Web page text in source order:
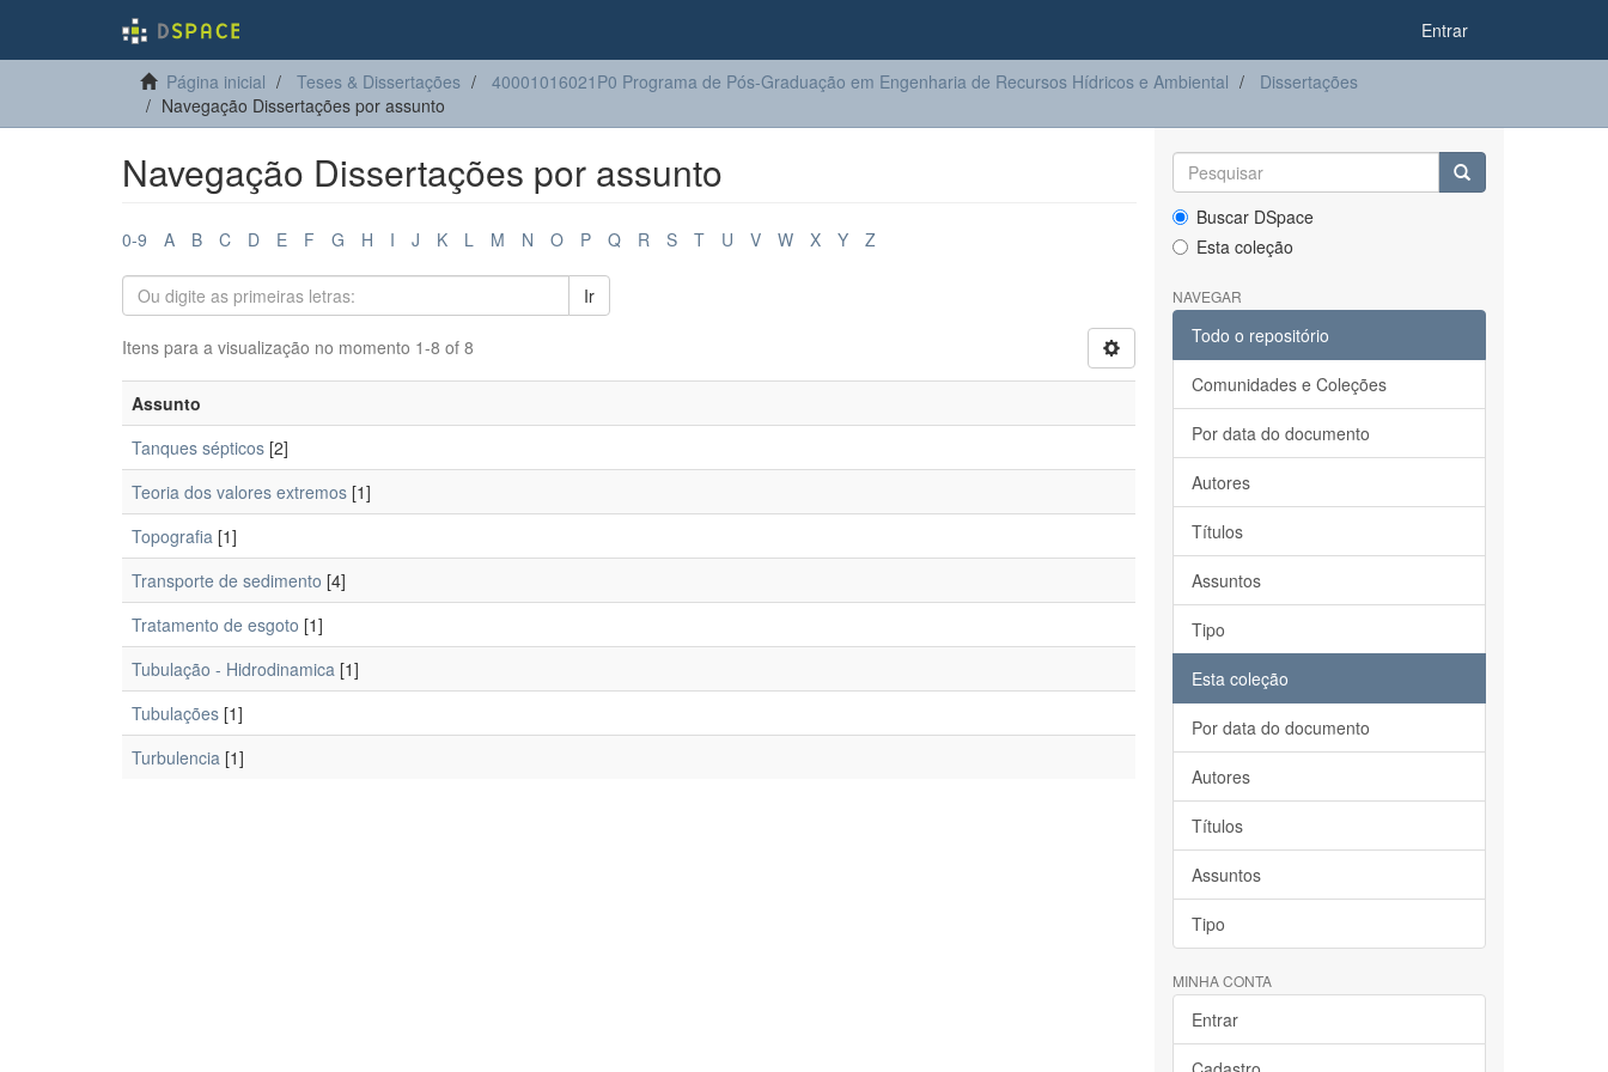
Entrar
Página inicial Teses & Dissertações 40001016021P0 Programa de Pós-Graduação em Engenharia de Recursos Hídricos e Ambiental
Dissertações
Navegação Dissertações por assunto
Navegação Dissertações por assunto
0-9 A B C D E F G H I J K L M N O P Q R S T U V W X Y Z
Ir
Itens para a visualização no momento 1-8 of 8
Assunto
Tanques sépticos [2]
Teoria dos valores extremos [1]
Topografia [1]
Transporte de sedimento [4]
Tratamento de esgoto [1]
Tubulação - Hidrodinamica [1]
Tubulações [1]
Turbulencia [1]
Buscar DSpace
Esta coleção
NAVEGAR
Todo o repositório
Comunidades e Coleções
Por data do documento
Autores
Títulos
Assuntos
Tipo
Esta coleção
Por data do documento
Autores
Títulos
Assuntos
Tipo
MINHA CONTA
Entrar